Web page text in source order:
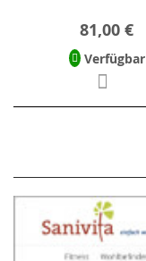
81,00 €
Verfügbar